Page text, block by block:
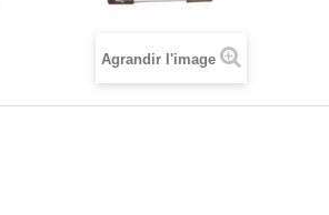
Agrandir l'image